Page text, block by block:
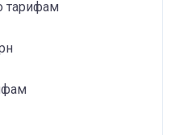
тарифам